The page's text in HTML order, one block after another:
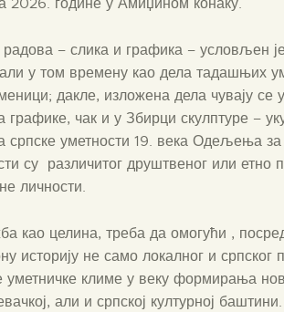
2026. године у Амиџином конаку.
– слика и графика – условљен
у том времену као дела тадашњих
дакле, изложена дела чувају се
графике, чак и у Збирци скулптуре –
српске уметности 19. века Одељења
су различитог друштвеног или етно
личности.
као целина, треба да омогући ,
историју не само локалног и
уметничке климе у веку формирања
али и српској културној баштини.